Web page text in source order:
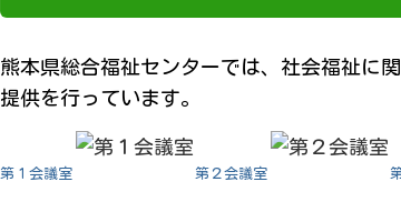
熊本県総合福祉センターでは、社会福祉に
提供を行っています。
第１会議室 第２会議室